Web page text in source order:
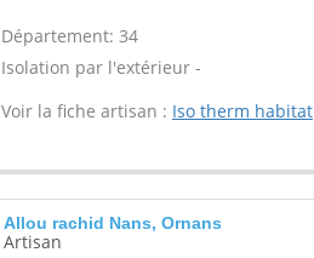
Département: 34
Isolation par l'extérieur -
Voir la fiche artisan : Iso therm habitat
Allou rachid Nans, Ornans
Artisan